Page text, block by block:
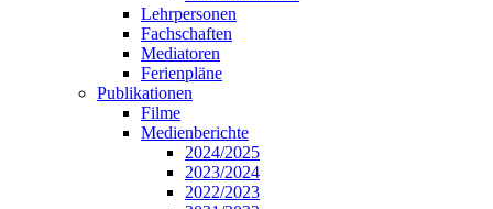
Lehrpersonen
Fachschaften
Mediatoren
Ferienpläne
Publikationen
Filme
Medienberichte
2024/2025
2023/2024
2022/2023